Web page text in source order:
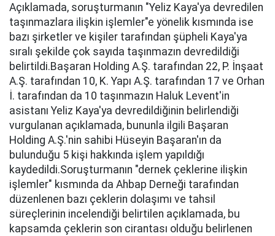
Açıklamada, soruşturmanın "Yeliz Kaya'ya devredilen
taşınmazlara ilişkin işlemler"e yönelik kısmında ise
bazı şirketler ve kişiler tarafından şüpheli Kaya'ya
sıralı şekilde çok sayıda taşınmazın devredildiği
belirtildi.Başaran Holding A.Ş. tarafından 22, P. İnşaat
A.Ş. tarafından 10, K. Yapı A.Ş. tarafından 17 ve Orhan
İ. tarafından da 10 taşınmazın Haluk Levent'in
asistanı Yeliz Kaya'ya devredildiğinin belirlendiği
vurgulanan açıklamada, bununla ilgili Başaran
Holding A.Ş.'nin sahibi Hüseyin Başaran'ın da
bulunduğu 5 kişi hakkında işlem yapıldığı
kaydedildi.Soruşturmanın "dernek çeklerine ilişkin
işlemler" kısmında da Ahbap Derneği tarafından
düzenlenen bazı çeklerin dolaşımı ve tahsil
süreçlerinin incelendiği belirtilen açıklamada, bu
kapsamda çeklerin son cirantası olduğu belirlenen